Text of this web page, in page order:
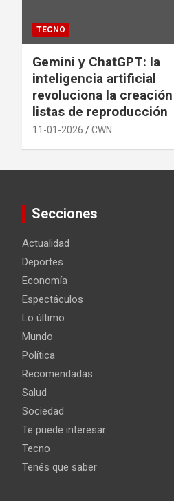
TECNO
Gemini y ChatGPT: la
inteligencia artificial
revoluciona la
listas de reproducción
11-01-2026 CWN
Secciones
Actualidad
Deportes
Economía
Espectáculos
Lo último
Mundo
Política
Recomendadas
Salud
Sociedad
Te puede interesar
Tecno
Tenés que saber